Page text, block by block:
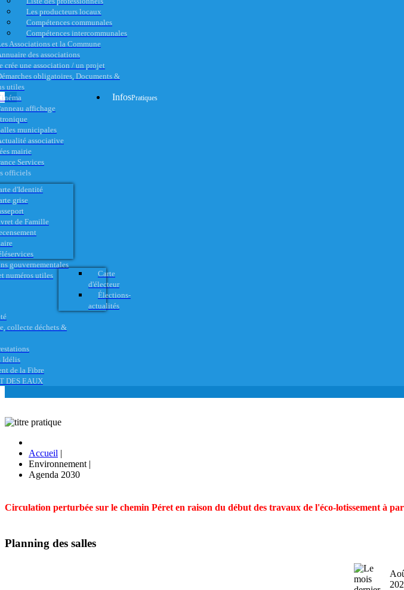
Les producteurs locaux
Compétences communales
Compétences intercommunales
Associations et la Commune
des associations
crée une association / un projet
obligatoires, Documents &
utiles
affichage
municipales
associative
InfosPratiques
mairie
Services
officiels
d'Identité
grise
de Famille
gouvernementales
numéros utiles
Carte
d'électeur
Élections-
actualités
collecte déchets &
Idélis
de la Fibre
DES EAUX
Accueil |
Environnement |
Agenda 2030
Circulation perturbée sur le chemin Péret en raison du début des travaux de l'éco-lotissement à
Planning des salles